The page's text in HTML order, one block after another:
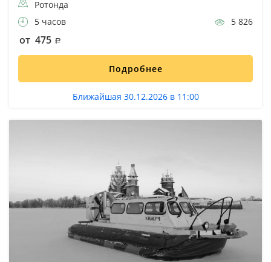
Ротонда
5 часов
5 826
от 475
Подробнее
Ближайшая 30.12.2026 в 11:00